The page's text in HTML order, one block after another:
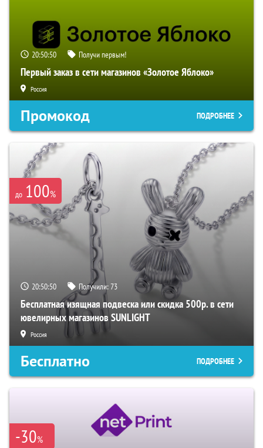
20:50:49 Получи первым!
Первый заказ в сети магазинов «Золотое Яблоко»
Россия
Промокод ПОДРОБНЕЕ
до 100%
20:50:49 Получили:73
Бесплатная изящная подвеска или скидка 500р. в сети
ювелирных магазинов SUNLIGHT
Россия
Бесплатно ПОДРОБНЕЕ
-30%